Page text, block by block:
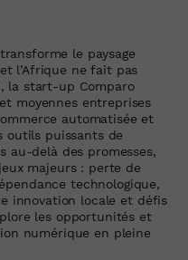
le paysage
l’Afrique ne fait pas
la start-up Comparo
moyennes entreprises
automatisée et
outils puissants de
au-delà des promesses,
majeurs : perte de
technologique,
innovation locale et défis
les opportunités et
numérique en pleine